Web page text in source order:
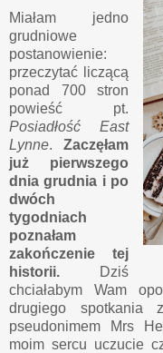
Miałam jedno
grudniowe
postanowienie:
przeczytać liczącą
ponad 700 stron
powieść pt.
Posiadłość East
Lynne.Zaczęłam
już pierwszego
dnia grudnia i po
dwóch
tygodniach
poznałam
zakończenie tej
historii. Dziś
chciałabym Wam
drugiego spotkania
pseudonimem Mrs
moim sercu uczucie